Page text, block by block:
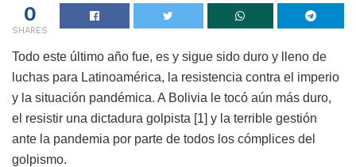
0
SHARES
Todo este último año fue, es y sigue sido duro y lleno de
luchas para Latinoamérica, la resistencia contra el imperio
y la situación pandémica. A Bolivia le tocó aún más duro,
el resistir una dictadura golpista [1] y la terrible gestión
ante la pandemia por parte de todos los cómplices del
golpismo.